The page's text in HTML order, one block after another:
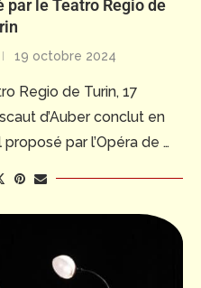
par le Teatro Regio de
19 octobre 2024
Regio de Turin, 17
d’Auber conclut en
par l’Opéra de …